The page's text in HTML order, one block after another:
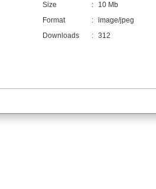
Size
:
10 Mb
Format
: image/jpeg
Downloads
: 312